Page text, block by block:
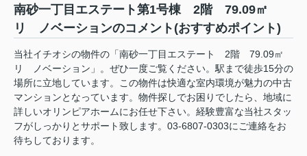
南砂一丁目エステート第1号棟 2階 79.09㎡
リ ノベーションのコメント(おすすめポイント)
当社イチオシの物件の「南砂一丁目エステート 2階 79.09㎡
リ ノベーション」。ぜひ一度ご覧ください。駅まで徒歩15分の
場所に立地しています。この物件は快適な室内環境が魅力の中古
マンションとなっています。物件探しでお困りでしたら、地域に
詳しいオリンピアホームにお任せ下さい。経験豊富な当社スタッ
フがしっかりとサポート致します。03-6807-0303にご連絡をお
待ちしております。